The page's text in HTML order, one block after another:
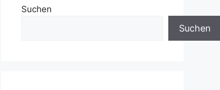
Suchen
Suchen